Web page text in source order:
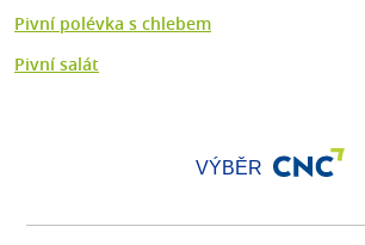
Pivní polévka s chlebem
Pivní salát
VÝBĚR